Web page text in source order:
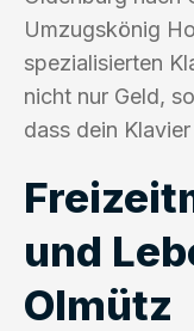
Umzugskönig
spezialisierten
nicht nur Geld,
dass dein
und
Olmütz